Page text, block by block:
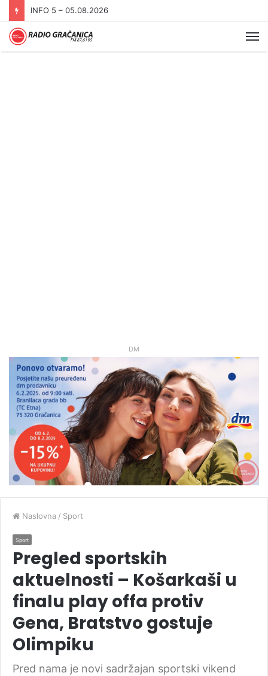
INFO 5 – 05.08.2026
DM
Naslovna / Sport
Sport
Pregled sportskih
aktuelnosti – Košarkaši u
finalu play offa protiv
Gena, Bratstvo gostuje
Olimpiku
Pred nama je novi sadržajan sportski vikend